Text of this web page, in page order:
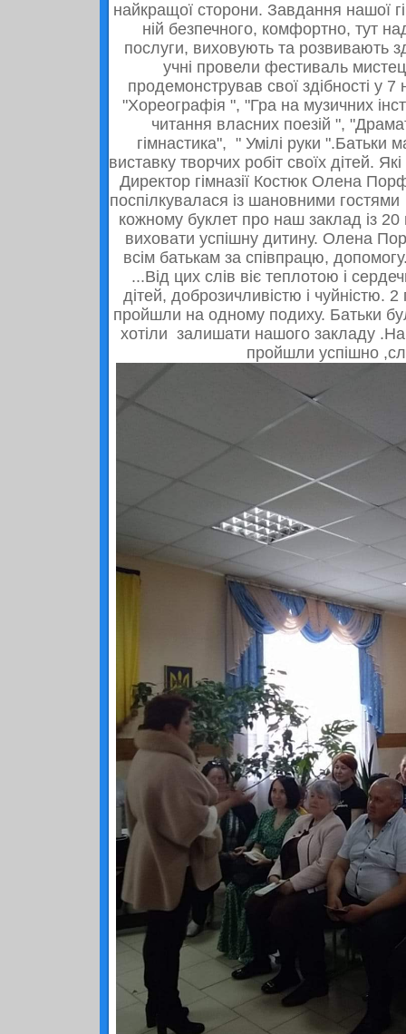
найкращої сторони. Завдання нашої
ній безпечного, комфортно, тут
послуги, виховують та розвивають
учні провели фестиваль
продемонстрував свої здібності у 7
"Хореографія ", "Гра на музичних
читання власних поезій ",
гімнастика", " Умілі руки ".Батьки
виставку творчих робіт своїх дітей.
Директор гімназії Костюк Олена
поспілкувалася із шановними гостями
кожному буклет про наш заклад із
виховати успішну дитину. Олена
всім батькам за співпрацю,
...Від цих слів віє теплотою і
дітей, доброзичливістю і чуйністю.
пройшли на одному подиху. Батьки
хотіли залишати нашого закладу
пройшли успішно